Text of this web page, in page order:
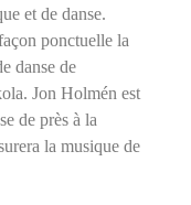
et de danse.
ponctuelle la
danse de
Jon Holmén est
de près à la
la musique de